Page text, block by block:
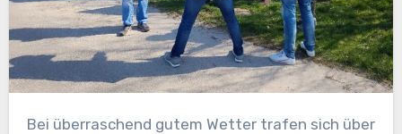
Bei überraschend gutem Wetter trafen sich über